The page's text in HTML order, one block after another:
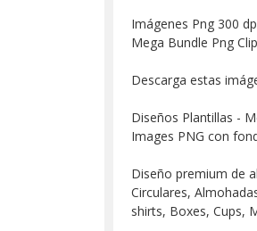
Imágenes Png 300
Mega Bundle Png
Descarga estas
Diseños Plantillas -
Images PNG con
Diseño premium de
Circulares,
shirts, Boxes, Cups,